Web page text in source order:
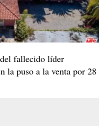
fallecido líder
la puso a la venta por 28